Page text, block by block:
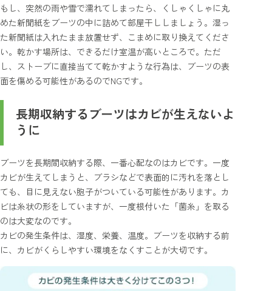
もし、突然の雨や雪で濡れてしまったら、くしゃくしゃに丸
めた新聞紙をブーツの中に詰めて部屋干ししましょう。湿っ
た新聞紙は入れたまま放置せず、こまめに取り換えてくださ
い。乾かす場所は、できるだけ室温が高いところで。ただ
し、ストーブに直接当てて乾かすような行為は、ブーツの表
面を傷める可能性があるのでNGです。
長期収納するブーツはカビが生えないよ
うに
ブーツを長期間収納する際、一番心配なのはカビです。一度
カビが生えてしまうと、ブラシなどで表面的に汚れを落とし
ても、目に見えない胞子がついている可能性があります。カ
ビは糸状の形をしていますが、一度根付いた「菌糸」を取る
のは大変なのです。
カビの発生条件は、湿度、栄養、温度。ブーツを収納する前
に、カビがくらしやすい環境をなくすことが大切です。